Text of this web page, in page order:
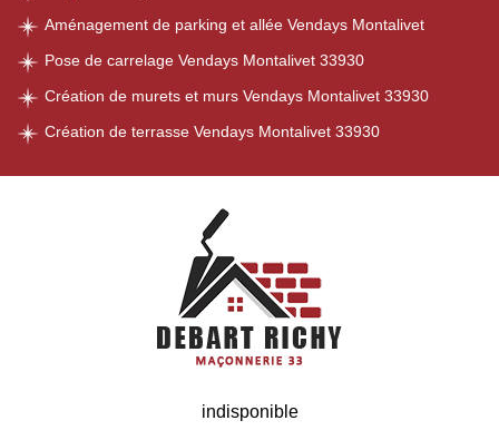
Aménagement de parking et allée Vendays Montalivet
Pose de carrelage Vendays Montalivet 33930
Création de murets et murs Vendays Montalivet 33930
Création de terrasse Vendays Montalivet 33930
indisponible